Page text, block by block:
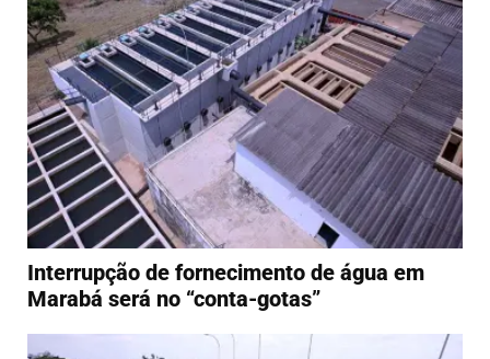
Interrupção de fornecimento de água em
Marabá será no “conta-gotas”